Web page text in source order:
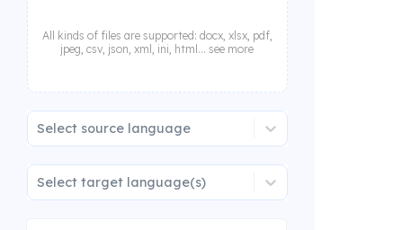
All kinds of files are supported: docx, xlsx, pdf,
jpeg, csv, json, xml, ini, html... see more
Select source language
Select target language(s)